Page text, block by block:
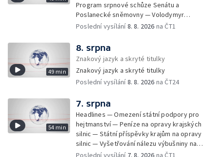
Program srpnové schůze Senátu a
Poslanecké sněmovny — Volodymyr
Zelenskyj jednal poprvé v Bělehradě —
provoz nelegálních domovů pro seniory —
Populace Česka stárne — Čekací lhůty na
přijetí do domovů pro seniory — Tisza
vybrala kandidáta na prezidenta — Tréninky
soutěžních párů StarDance — Následky
Prahou prošel průvod hrdosti na podporu
sexuálních menšin — Snazší vrácení zboží —
Pátrání na jezeře Most — Bezpečnost na
paddleboardech — Češi hledají chladnější
destinace — Kolik zaplatí Češi za dovolenou
— Cestování se zvířaty — Turistický nápor na
Poslední vysílání8. 8. 2026 na ČT1
49 min
8. srpna
Znakový jazyk a skryté titulky
Znakový jazyk a skryté titulky
Poslední vysílání8. 8. 2026 na ČT24
54 min
7. srpna
Headlines — Omezení státní podpory pro
hejtmanství — Peníze na opravy krajských
silnic — Státní příspěvky krajům na opravy
silnic — Vyšetřování nálezu výbušniny na
letišti v Lipsku — Pasové kontroly spojů mezi
Poslední vysílání 7. 8. 2026 na ČT1